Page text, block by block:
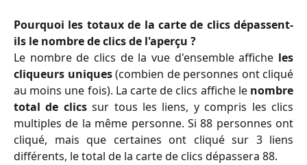
Pourquoi les totaux de la carte de clics dépassent-
ils le nombre de clics de l'aperçu ?
Le nombre de clics de la vue d'ensemble affiche les
cliqueurs uniques(combien de personnes ont cliqué
au moins une fois). La carte de clics affiche le nombre
total de clicssur tous les liens, y compris les clics
multiples de la même personne. Si 88 personnes ont
cliqué, mais que certaines ont cliqué sur 3 liens
différents, le total de la carte de clics dépassera 88.